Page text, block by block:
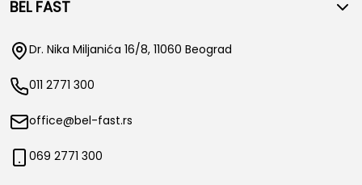
BEL FAST
Dr. Nika Miljanića 16/8, 11060 Beograd
011 2771 300
office@bel-fast.rs
069 2771 300